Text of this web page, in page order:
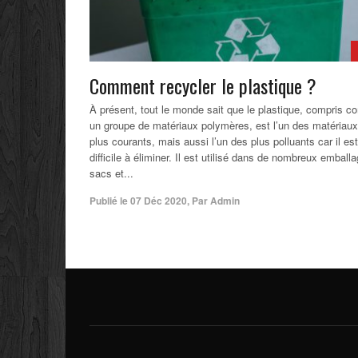
Comment recycler le plastique ?
À présent, tout le monde sait que le plastique, compris
un groupe de matériaux polymères, est l’un des
plus courants, mais aussi l’un des plus polluants car il
difficile à éliminer. Il est utilisé dans de nombreux
sacs et...
Publié le07 Déc 2020, ParAdmin